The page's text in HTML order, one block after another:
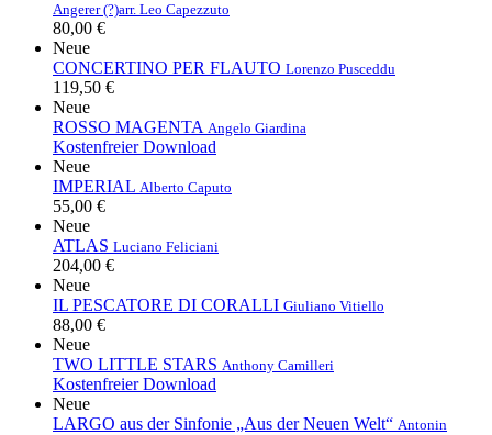
Angerer (?)arr. Leo Capezzuto
80,00 €
Neue
CONCERTINO PER FLAUTO Lorenzo Pusceddu
119,50 €
Neue
ROSSO MAGENTA Angelo Giardina
Kostenfreier Download
Neue
IMPERIAL Alberto Caputo
55,00 €
Neue
ATLAS Luciano Feliciani
204,00 €
Neue
IL PESCATORE DI CORALLI Giuliano Vitiello
88,00 €
Neue
TWO LITTLE STARS Anthony Camilleri
Kostenfreier Download
Neue
LARGO aus der Sinfonie „Aus der Neuen Welt“ Antonin